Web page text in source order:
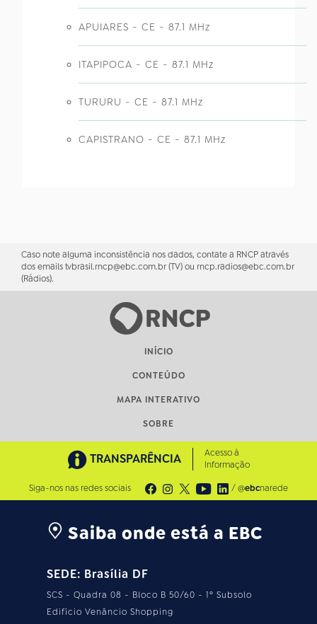
APUIARES - CE - 87.1 MHz
ITAPIPOCA - CE - 87.1 MHz
TURURU - CE - 87.1 MHz
CAPISTRANO - CE - 87.1 MHz
Caso note alguma inconsistência nos dados, contate a RNCP através
dos emails tvbrasil.rncp@ebc.com.br (TV) ou rncp.radios@ebc.com.br
(Rádios).
INÍCIO
CONTEÚDO
MAPA INTERATIVO
SOBRE
TRANSPARÊNCIA
Acesso à
Informação
Siga-nos nas redes sociais / @ebcnarede
Saiba onde está a EBC
SEDE: Brasília DF
SCS - Quadra 08 - Bloco B 50/60 - 1º Subsolo
Edifício Venâncio Shopping